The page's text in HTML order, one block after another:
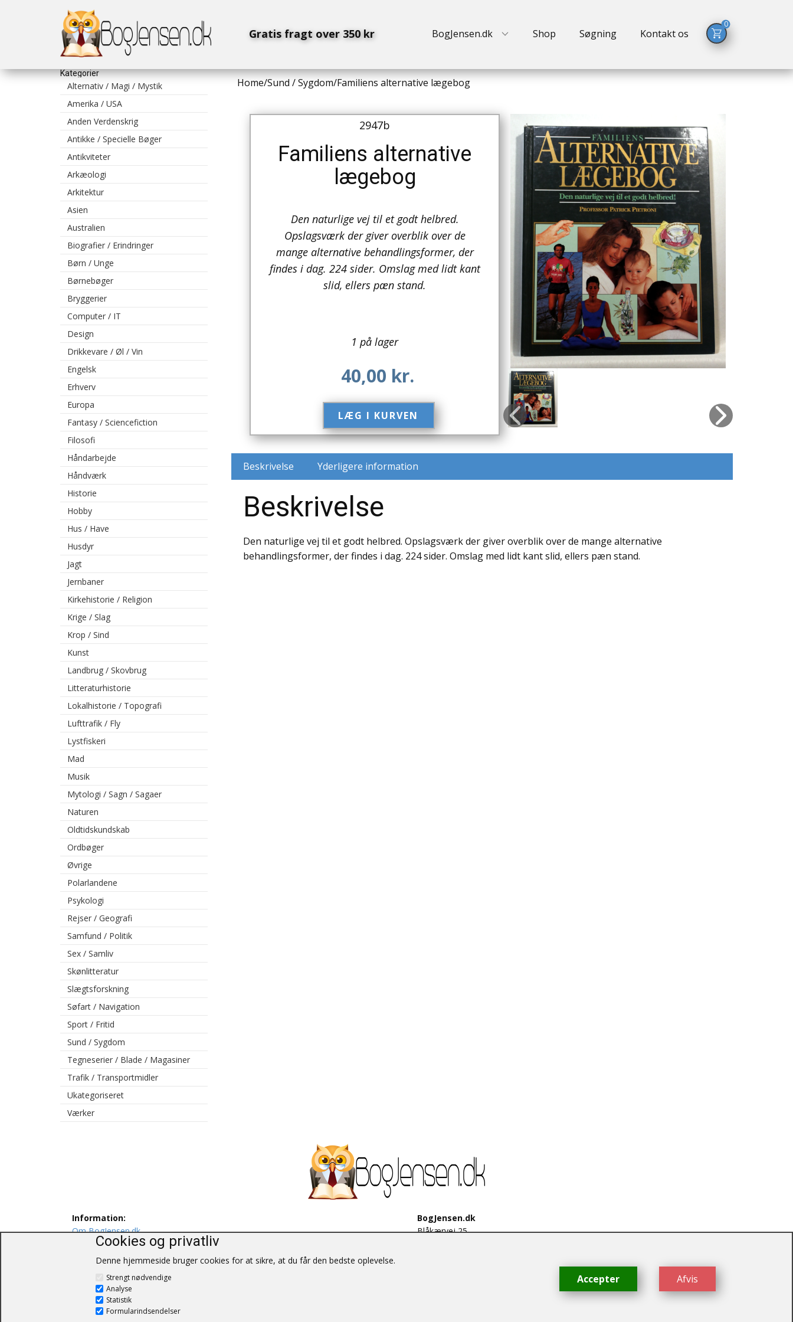
BogJensen.dk Shop Søgning Kontakt os
Gratis fragt over 350 kr
0
Kategorier
Alternativ / Magi / Mystik
Amerika / USA
Anden Verdenskrig
Antikke / Specielle Bøger
Antikviteter
Arkæologi
Arkitektur
Asien
Australien
Biografier / Erindringer
Børn / Unge
Børnebøger
Bryggerier
Computer / IT
Design
Drikkevare / Øl / Vin
Engelsk
Erhverv
Europa
Fantasy / Sciencefiction
Filosofi
Håndarbejde
Håndværk
Historie
Hobby
Hus / Have
Husdyr
Jagt
Jernbaner
Kirkehistorie / Religion
Krige / Slag
Krop / Sind
Kunst
Landbrug / Skovbrug
Litteraturhistorie
Lokalhistorie / Topografi
Lufttrafik / Fly
Lystfiskeri
Mad
Musik
Mytologi / Sagn / Sagaer
Naturen
Oldtidskundskab
Ordbøger
Øvrige
Polarlandene
Psykologi
Rejser / Geografi
Samfund / Politik
Sex / Samliv
Skønlitteratur
Slægtsforskning
Søfart / Navigation
Sport / Fritid
Sund / Sygdom
Tegneserier / Blade / Magasiner
Trafik / Transportmidler
Ukategoriseret
Værker
Home/Sund / Sygdom/Familiens alternative lægebog
2947b
Familiens alternative
lægebog
Den naturlige vej til et godt helbred.
Opslagsværk der giver overblik over de
mange alternative behandlingsformer, der
findes i dag. 224 sider. Omslag med lidt kant
slid, ellers pæn stand.
1 på lager
40,00 kr.
LÆG I KURVEN​
Beskrivelse Yderligere information
Beskrivelse
Den naturlige vej til et godt helbred. Opslagsværk der giver overblik over de mange alternative
behandlingsformer, der findes i dag. 224 sider. Omslag med lidt kant slid, ellers pæn stand.
Information:
Om BogJensen.dk
Levering
Persondatapolitik
Salgs og leveringsbetingelser
Kontakt os
BogJensen.dk
Blåkærvej 25
Cookies og privatliv
Denne hjemmeside bruger cookies for at sikre, at du får den bedste oplevelse.
Strengt nødvendige
Analyse
Statistik
Formularindsendelser
Afvis
Accepter